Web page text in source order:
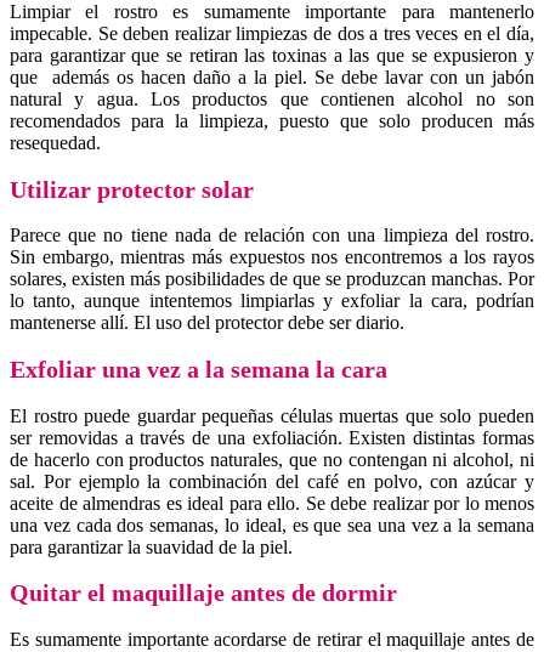
Limpiar el rostro es sumamente importante para mantenerlo
impecable. Se deben realizar limpiezas de dos a tres veces en el día,
para garantizar que se retiran las toxinas a las que se expusieron y
que además os hacen daño a la piel. Se debe lavar con un jabón
natural y agua. Los productos que contienen alcohol no son
recomendados para la limpieza, puesto que solo producen más
resequedad.
Utilizar protector solar
Parece que no tiene nada de relación con una limpieza del rostro.
Sin embargo, mientras más expuestos nos encontremos a los rayos
solares, existen más posibilidades de que se produzcan manchas. Por
lo tanto, aunque intentemos limpiarlas y exfoliar la cara, podrían
mantenerse allí. El uso del protector debe ser diario.
Exfoliar una vez a la semana la cara
El rostro puede guardar pequeñas células muertas que solo pueden
ser removidas a través de una exfoliación. Existen distintas formas
de hacerlo con productos naturales, que no contengan ni alcohol, ni
sal. Por ejemplo la combinación del café en polvo, con azúcar y
aceite de almendras es ideal para ello. Se debe realizar por lo menos
una vez cada dos semanas, lo ideal, es que sea una vez a la semana
para garantizar la suavidad de la piel.
Quitar el maquillaje antes de dormir
Es sumamente importante acordarse de retirar el maquillaje antes de